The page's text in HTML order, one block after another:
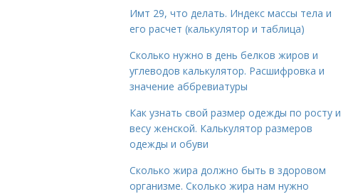
Имт 29, что делать. Индекс массы тела и
его расчет (калькулятор и таблица)
Сколько нужно в день белков жиров и
углеводов калькулятор. Расшифровка и
значение аббревиатуры
Как узнать свой размер одежды по росту и
весу женской. Калькулятор размеров
одежды и обуви
Сколько жира должно быть в здоровом
организме. Сколько жира нам нужно